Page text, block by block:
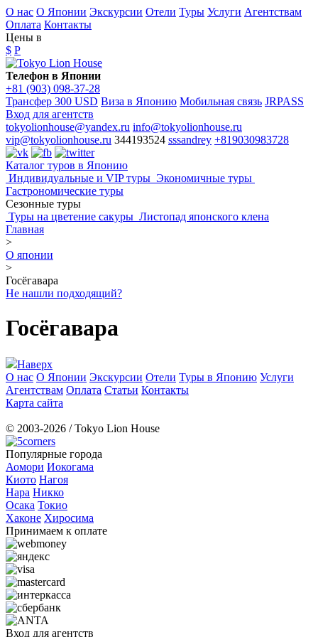
О нас О Японии Экскурсии Отели Туры Услуги Агентствам
Оплата Контакты
Цены в
$ P
Телефон в Японии
+81 (903) 098-37-28
Трансфер 300 USD Виза в Японию Мобильная связь JRPASS
Вход для агентств
tokyolionhouse@yandex.ru info@tokyolionhouse.ru
vip@tokyolionhouse.ru 344193524 sssandrey +819030983728
Каталог туров в Японию
Индивидуальные и VIP туры Экономичные туры
Гастрономические туры
Сезонные туры
Туры на цветение сакуры Листопад японского клена
Главная
>
О японии
>
Госёгавара
Не нашли подходящий?
Госёгавара
Наверх
О нас О Японии Экскурсии Отели Туры в Японию Услуги
Агентствам Оплата Статьи Контакты
Карта сайта
© 2003-2026 / Tokyo Lion House
Популярные города
Аомори Иокогама
Киото Нагоя
Нара Никко
Осака Токио
Хаконе Хиросима
Принимаем к оплате
Вход для агентств